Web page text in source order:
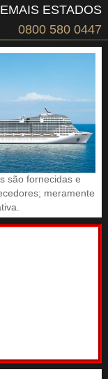
ESTADOS
0800 580 0447
são fornecidas e
meramente